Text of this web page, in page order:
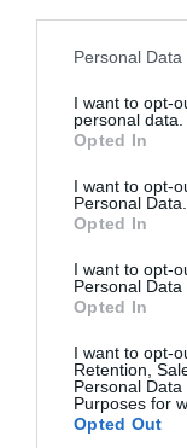
Please note that
not limited to your
grant or deny
use your data for
consent section.
Personal
I want to opt-
personal data.
Opted In
I want to opt-
Personal Data.
Opted In
I want to opt-
Personal Data
Opted In
I want to opt-
Retention,
Personal
Purposes for
Opted Out